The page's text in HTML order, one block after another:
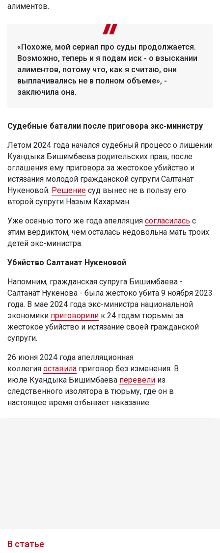
алиментов.
«Похоже, мой сериал про суды продолжается.
Возможно, теперь и я подам иск - о взыскании
алиментов, потому что, как я считаю, они
выплачивались не в полном объеме», -
заключила она.
Судебные баталии после приговора экс-министру
Летом 2024 года начался судебный процесс о лишении
Куандыка Бишимбаева родительских прав, после
оглашения ему приговора за жестокое убийство и
истязания молодой гражданской супруги Салтанат
Нукеновой. Решение суд вынес не в пользу его
второй супруги Назым Кахарман.
Уже осенью того же года апелляция согласилась с
этим вердиктом, чем осталась недовольна мать троих
детей экс-министра.
Убийство Салтанат Нукеновой
Напомним, гражданская супруга Бишимбаева -
Салтанат Нукенова - была жестоко убита 9 ноября 2023
года. В мае 2024 года экс-министра национальной
экономики приговорили к 24 годам тюрьмы за
жестокое убийство и истязание своей гражданской
супруги.
26 июня 2024 года апелляционная
коллегия оставила приговор без изменения. В
июле Куандыка Бишимбаева перевели из
следственного изолятора в тюрьму, где он в
настоящее время отбывает наказание.
В статье